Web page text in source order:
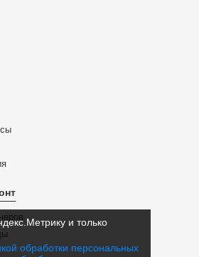
и только
обработки персональных